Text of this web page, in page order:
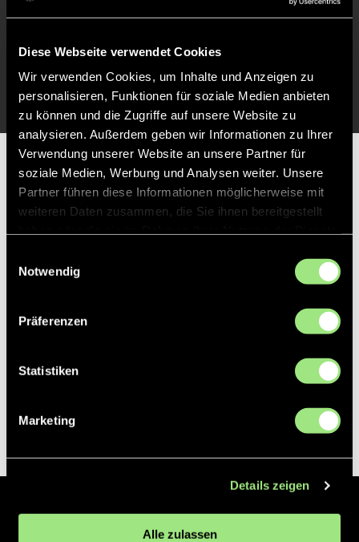
Diese Webseite verwendet Cookies
Wir verwenden Cookies, um Inhalte und Anzeigen zu
personalisieren, Funktionen für soziale Medien anbieten
zu können und die Zugriffe auf unsere Website zu
analysieren. Außerdem geben wir Informationen zu Ihrer
Verwendung unserer Website an unsere Partner für
soziale Medien, Werbung und Analysen weiter. Unsere
Partner führen diese Informationen möglicherweise mit
weiteren Daten zusammen, die Sie ihnen bereitgestellt
Notwendig
Präferenzen
Statistiken
Marketing
Details zeigen
Alle zulassen
Partner
Der Hockeyliga e.V. ist verantwortlich für die Organisation und